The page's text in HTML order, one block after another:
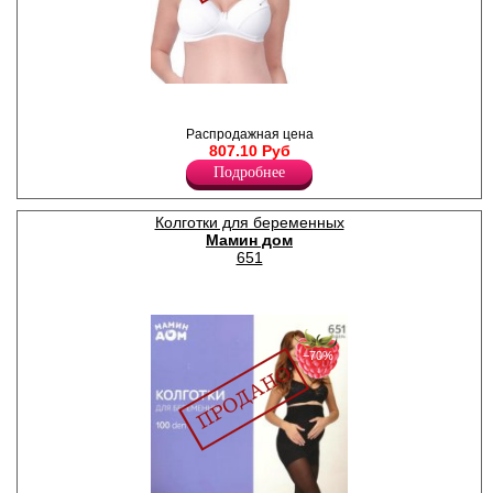
хлопкового полотна,
формованная мягкая чашка
без косточек,
отстегивающиеся бретели
спереди.
Хлопок 90%
Распродажная цена
807.10 Руб
Подробнее
Колготки для беременных
Мамин дом
651
−70%